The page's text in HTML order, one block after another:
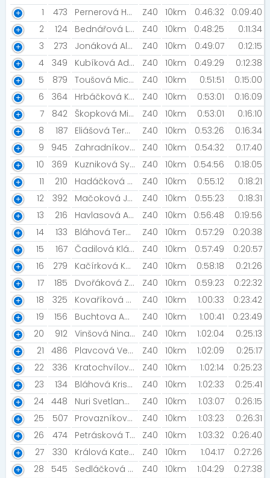
1 473 Pernerová Hana Z40 10km 0:46:32
0:09:40
2
124 Bednářová Lída Z40 10km 0:48:25
0:11:34
3
273 Jonáková Alena [running_alca] Z40 10km 0:49:07
0:12:15
4
349 Kubíková Adéla Z40 10km 0:49:29
0:12:38
5
879 Toušová Michaela Z40 10km 0:51:51
0:15:00
6
364 Hrbáčková Klára [KLECANY] Z40 10km 0:53:01
0:16:09
7
842 Škopková Michaela [Běh Kladno] Z40 10km 0:53:01
0:16:10
8
187 Eliášová Tereza [We love run.cz] Z40 10km 0:53:26
0:16:34
9
945 Zahradníková Veronika [TJ Harant Pecka] Z40 10km 0:54:32
0:17:40
10
369 Kuzniková Sylvie [regioRun] Z40 10km 0:54:56
0:18:05
11
210 Hadáčková Markéta Z40 10km 0:55:12
0:18:21
12
392 Mačoková Jarka [NN] Z40 10km 0:55:23
0:18:31
13
216 Havlasová Andrea Z40 10km 0:56:48
0:19:56
14
133 Bláhová Tereza Z40 10km 0:57:29
0:20:38
15
167 Čadilová Klára Z40 10km 0:57:49
0:20:57
16
279 Kačírková Kateřina Z40 10km 0:58:18
0:21:26
17
185 Dvořáková Zuzana [Šneci v běhu] Z40 10km 0:59:23
0:22:32
18
325 Kovaříková Klára Z40 10km 1:00:33
0:23:42
19
156 Buchtova Adela Z40 10km 1:00:41
0:23:49
20
912 Vinšová Nina [Luhováci] Z40 10km 1:02:04
0:25:13
21
486 Plavcová Veronika Z40 10km 1:02:09
0:25:17
22
336 Kratochvílová Pavlína Z40 10km 1:02:14
0:25:23
23
134 Bláhová Kristýna Z40 10km 1:02:33
0:25:41
24 448 Nuri Svetlana [NN2024] Z40 10km 1:03:07
0:26:15
25
507 Provazníková Radka [Borec a Bohyně] Z40 10km 1:03:23
0:26:31
26
474 Petrásková Tereza Z40 10km 1:03:32
0:26:40
27
330 Králová Kateřina Z40 10km 1:04:17
0:27:26
28
545 Sedláčková Dana [ASETA] Z40 10km 1:04:29
0:27:38